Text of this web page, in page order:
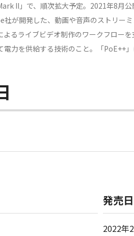
II」で、順次拡大予定。2021年8月
開発した、動画や音声のストリーミ
るライブビデオ制作のワークフローを
力を供給する技術のこと。「PoE++」
発売日
2022年